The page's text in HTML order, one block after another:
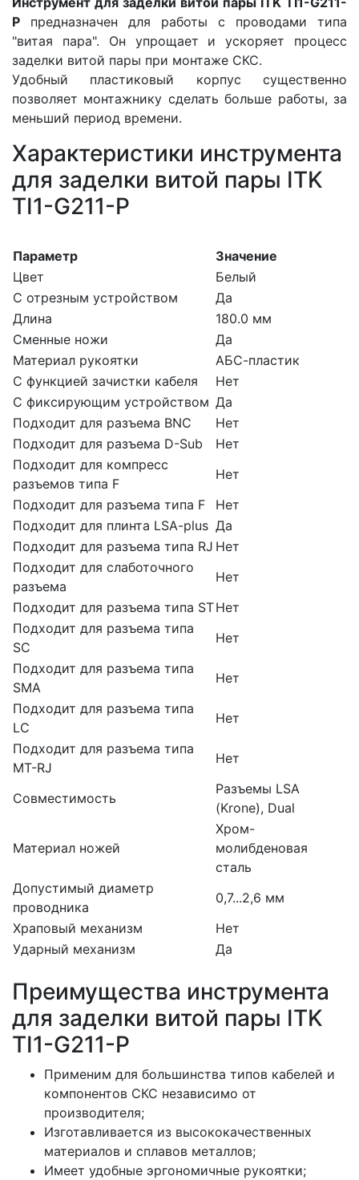
P предназначен для работы с проводами типа
"витая пара". Он упрощает и ускоряет процесс
заделки витой пары при монтаже СКС.
Удобный пластиковый корпус существенно
позволяет монтажнику сделать больше работы, за
меньший период времени.
Характеристики инструмента
для заделки витой пары ITK
TI1-G211-P
Параметр
Значение
Цвет
Белый
С отрезным устройством
Да
Длина
180.0 мм
Сменные ножи
Да
Материал рукоятки
АБС-пластик
С функцией зачистки кабеля
Нет
С фиксирующим устройством Да
Подходит для разъема BNC
Нет
Подходит для разъема D-Sub
Нет
Подходит для компресс
разъемов типа F
Нет
Подходит для разъема типа F
Нет
Подходит для плинта LSA-plus Да
Подходит для разъема типа RJ Нет
Подходит для слаботочного
разъема
Нет
Подходит для разъема типа STНет
Подходит для разъема типа
SC
Нет
Подходит для разъема типа
SMA
Нет
Подходит для разъема типа
LC
Нет
Подходит для разъема типа
MT-RJ
Нет
Совместимость
Разъемы LSA
(Krone), Dual
Материал ножей
Хром-
молибденовая
сталь
Допустимый диаметр
проводника
0,7...2,6 мм
Храповый механизм
Нет
Ударный механизм
Да
Преимущества инструмента
для заделки витой пары ITK
TI1-G211-P
Применим для большинства типов кабелей и
компонентов СКС независимо от
производителя;
Изготавливается из высококачественных
материалов и сплавов металлов;
Имеет удобные эргономичные рукоятки;